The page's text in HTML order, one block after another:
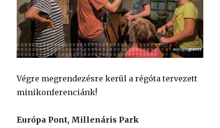
Végre megrendezésre kerül a régóta tervezett
minikonferenciánk!
Európa Pont, Millenáris Park